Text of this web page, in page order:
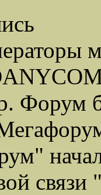
Форум